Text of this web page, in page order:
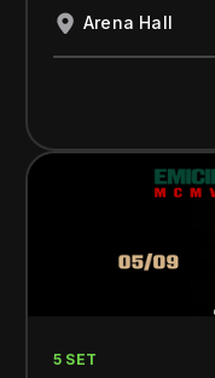
Arena Hall
5 SET